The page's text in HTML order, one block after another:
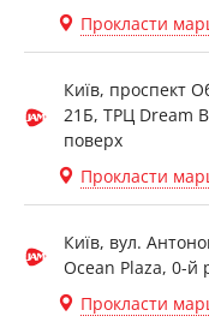
Прокласти
Київ, проспект
21Б, ТРЦ Dream
поверх
Прокласти
Київ, вул.
Ocean Plaza, 0-й
Прокласти